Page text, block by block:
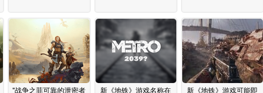
"战争之菲可靠的泄密者
新《地铁》游戏名称在
新《地铁》游戏可能即